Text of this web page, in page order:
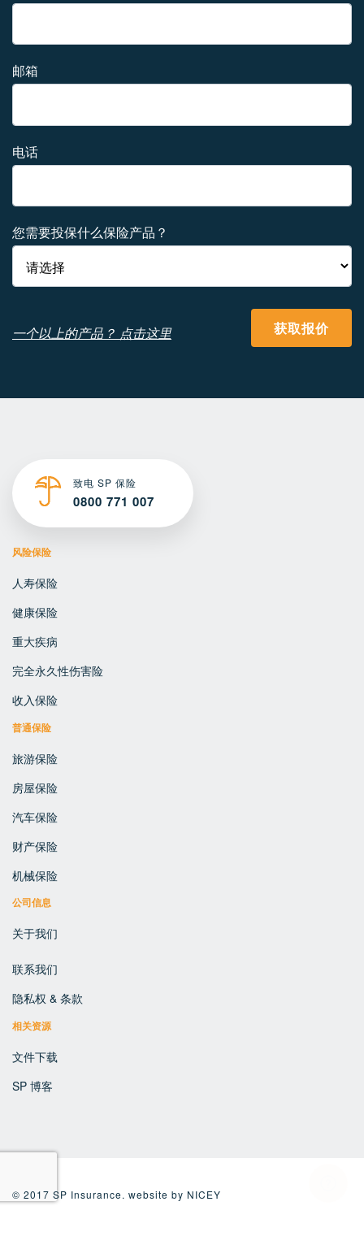
邮箱
电话
您需要投保什么保险产品？
一个以上的产品？ 点击这里 获取报价
致电 SP 保险
0800 771 007
风险保险
人寿保险
健康保险
重大疾病
完全永久性伤害险
收入保险
普通保险
旅游保险
房屋保险
汽车保险
财产保险
机械保险
公司信息
关于我们
联系我们
隐私权 & 条款
相关资源
文件下载
SP 博客
© 2017 SP Insurance. website by NICEY